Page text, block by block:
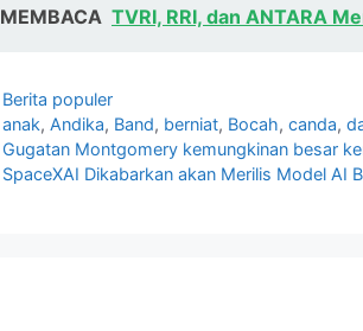
MEMBACA TVRI, RRI, dan ANTARA
Kategori
Berita populer
Tag
anak, Andika, Band, berniat, Bocah,canda,
Gugatan Montgomery kemungkinan besar
SpaceXAI Dikabarkan akan Merilis Model AI